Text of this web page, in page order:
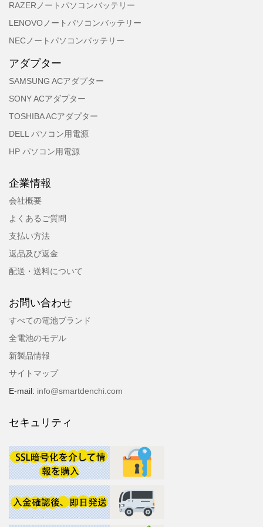
RAZERノートパソコンバッテリー
LENOVOノートパソコンバッテリー
NECノートパソコンバッテリー
アダプター
SAMSUNG ACアダプター
SONY ACアダプター
TOSHIBA ACアダプター
DELL パソコン用電源
HP パソコン用電源
企業情報
会社概要
よくあるご質問
支払い方法
返品及び返金
配送・送料について
お問い合わせ
すべての電池ブランド
全電池のモデル
新製品情報
サイトマップ
E-mail: info@smartdenchi.com
セキュリティ